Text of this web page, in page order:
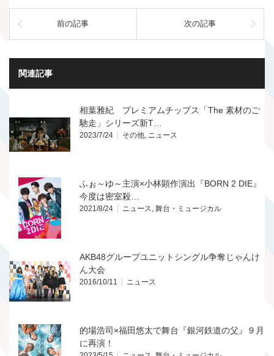
前の記事 次の記事
関連記事
相葉雅紀 プレミアムチップス「The 素材のご
馳走」シリーズ新T…
2023/7/24 その他, ニュース
ふぉ～ゆ～主演×小林顕作演出『BORN 2 DIE』
今度は密室殺…
2021/8/24 ニュース, 舞台・ミュージカル
AKB48グループユニットシングル争奪じゃんけ
ん大会
2016/10/11 ニュース
的場浩司×福田悠太で舞台『銀河鉄道の父』９月
に再演！